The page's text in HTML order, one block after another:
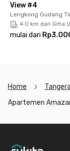
View #4
Lengkong Gudang
4.0 km dari Grha
mulai dari
Home
Apartemen